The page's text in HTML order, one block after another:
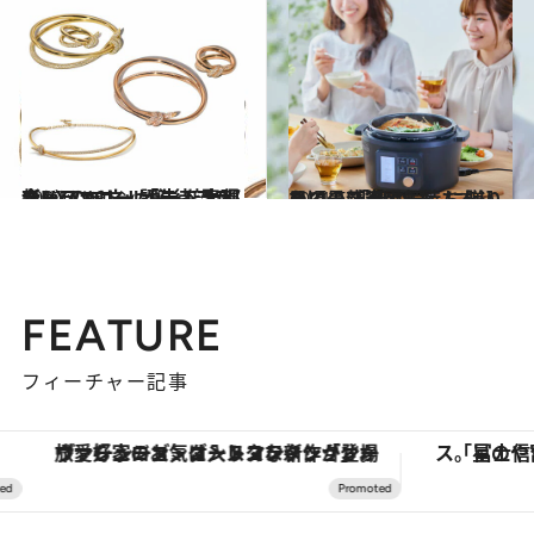
2022.1.19
ティファニーから待望の新ジュエリー 「ティファニー ノット」誕生！ 大都会NYのエネルギーを表現
ファッション 2021.5.3
日頃の感謝の気持ちを込めて！ 「母の日」に贈りたい最新家電5選
ライフスタイル
FEATURE
フィーチャー記事
「星のや富士」でデジタルデトックス。冨士信仰の歴史を辿り、心身を調える。 【銀座で出合う最旬美容】美髪ケアや上